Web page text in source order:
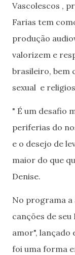
Vascolescos ,
Farias tem
produção
valorizem e
brasileiro, bem
sexual e
" É um desafio
periferias do
e o desejo de
maior do que
Denise.
No programa
canções de
amor", lançado
foi uma forma